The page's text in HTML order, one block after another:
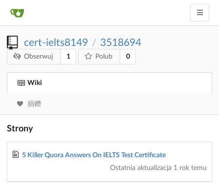
cert-ielts8149 / 3518694
Obserwuj 1 Polub 0
Wiki
捐赠
Strony
5 Killer Quora Answers On IELTS Test Certificate
Ostatnia aktualizacja 1 rok temu